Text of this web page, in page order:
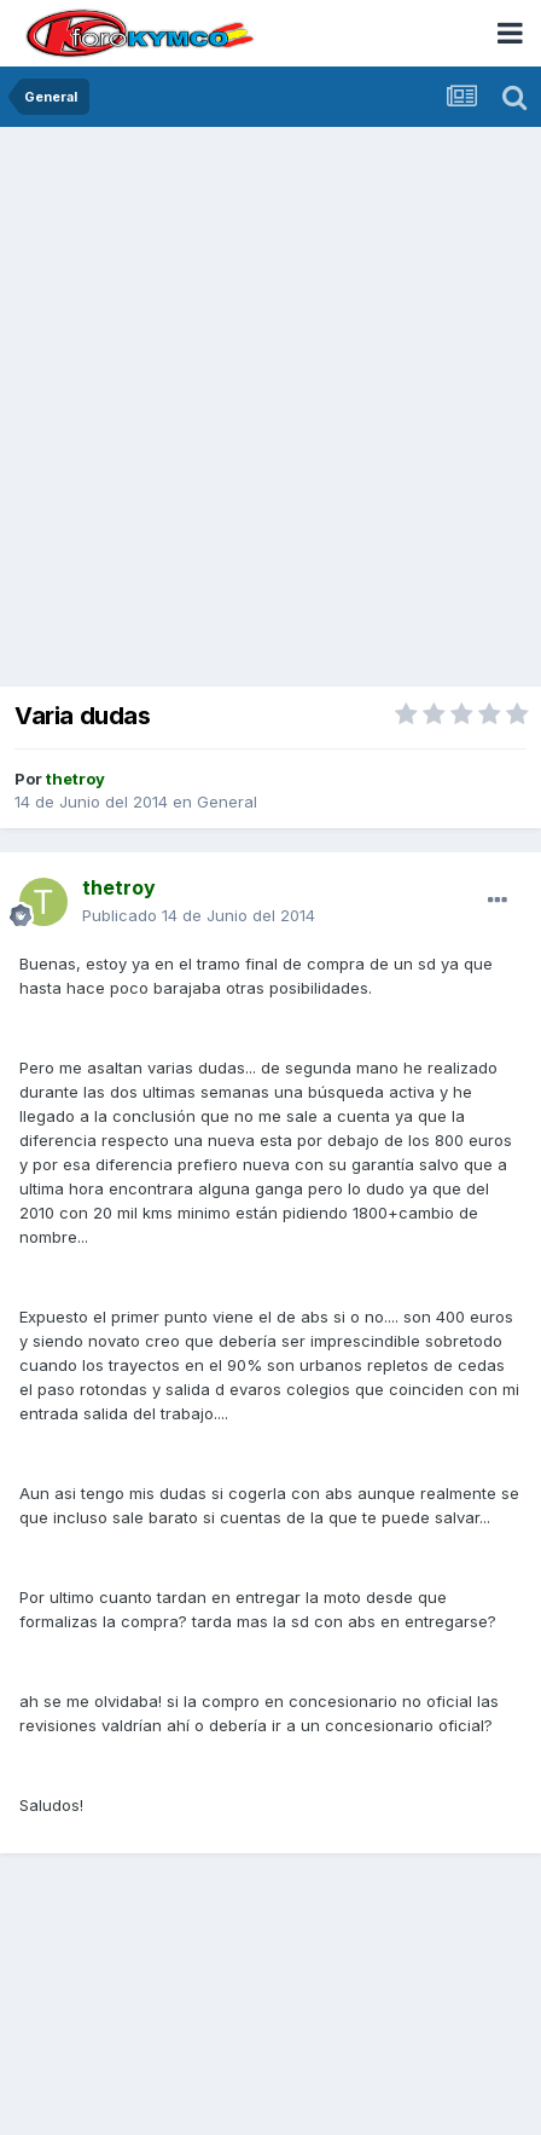
General
Varia dudas
Porthetroy
14 de Junio del 2014 en General
thetroy
Publicado 14 de Junio del 2014
Buenas, estoy ya en el tramo final de compra de un sd ya que
hasta hace poco barajaba otras posibilidades.
Pero me asaltan varias dudas... de segunda mano he realizado
durante las dos ultimas semanas una búsqueda activa y he
llegado a la conclusión que no me sale a cuenta ya que la
diferencia respecto una nueva esta por debajo de los 800 euros
y por esa diferencia prefiero nueva con su garantía salvo que a
ultima hora encontrara alguna ganga pero lo dudo ya que del
2010 con 20 mil kms minimo están pidiendo 1800+cambio de
nombre...
Expuesto el primer punto viene el de abs si o no.... son 400 euros
y siendo novato creo que debería ser imprescindible sobretodo
cuando los trayectos en el 90% son urbanos repletos de cedas
el paso rotondas y salida d evaros colegios que coinciden con mi
entrada salida del trabajo....
Aun asi tengo mis dudas si cogerla con abs aunque realmente se
que incluso sale barato si cuentas de la que te puede salvar...
Por ultimo cuanto tardan en entregar la moto desde que
formalizas la compra? tarda mas la sd con abs en entregarse?
ah se me olvidaba! si la compro en concesionario no oficial las
revisiones valdrían ahí o debería ir a un concesionario oficial?
Saludos!